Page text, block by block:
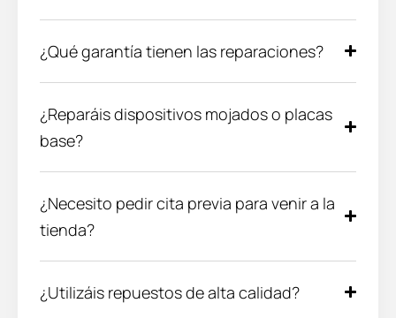
¿Qué garantía tienen las reparaciones?
¿Reparáis dispositivos mojados o placas
base?
¿Necesito pedir cita previa para venir a la
tienda?
¿Utilizáis repuestos de alta calidad?